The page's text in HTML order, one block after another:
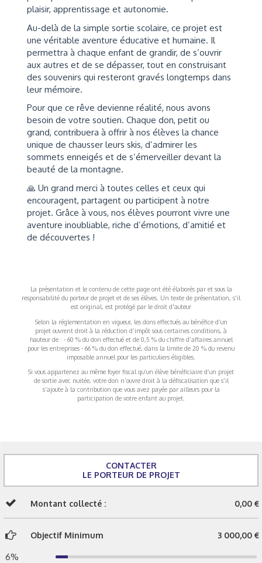
plaisir, apprentissage et autonomie.
Au-delà de la simple sortie scolaire, ce projet est
une véritable aventure éducative et humaine. Il
permettra à chaque enfant de grandir, de s’ouvrir
aux autres et de se dépasser, tout en construisant
des souvenirs qui resteront gravés longtemps dans
leur mémoire.
Pour que ce rêve devienne réalité, nous avons
besoin de votre soutien. Chaque don, petit ou
grand, contribuera à offrir à nos élèves la chance
unique de chausser leurs skis, d’admirer les
sommets enneigés et de s’émerveiller devant la
beauté de la montagne.
🙏 Un grand merci à toutes celles et ceux qui
encouragent, partagent ou participent à notre
projet. Grâce à vous, nos élèves pourront vivre une
aventure inoubliable, riche d’émotions, d’amitié et
de découvertes !
La présentation et le contenu de cette page ont été élaborés par et sous la
responsabilité du porteur de projet et de ses élèves. Un texte de présentation, s'il
est original, est protégé par le droit d'auteur
Selon la réglementation en vigueur, les dons effectués au bénéfice d’un
projet ouvrent droit à la réduction d’impôt sous certaines conditions, à
hauteur de : - 60 % du don effectué et de 0,5 % du chiffre d’affaires annuel
pour les entreprises - 66 % du don effectué, dans la limite de 20 % du revenu
imposable annuel pour les particuliers éligibles.
Si vous appartenez au même foyer fiscal qu’un élève bénéficiaire d’un projet
de sortie avec nuitée, votre don n’ouvre droit à la défiscalisation que s’il
s’ajoute à la contribution que vous avez payée par ailleurs pour la
participation de votre enfant au projet.
CONTACTER
LE PORTEUR DE PROJET
Montant collecté : 0,00 €
Objectif Minimum 3 000,00 €
6%